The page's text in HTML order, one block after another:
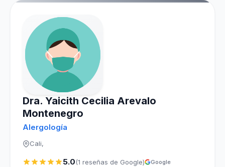
Dra. Yaicith Cecilia Arevalo
Montenegro
Alergología
Cali,
5.0(1 reseñas de Google) Google